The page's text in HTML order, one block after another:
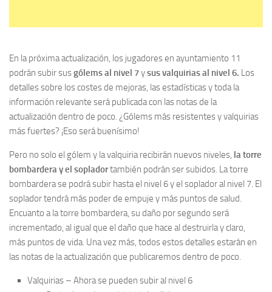
En la próxima actualización, los jugadores en ayuntamiento 11
podrán subir susgólems al nivel 7ysus valquirias al nivel 6. Los
detalles sobre los costes de mejoras, las estadísticas y toda la
información relevante será publicada con las notas de la
actualización dentro de poco. ¿Gólems más resistentes y valquirias
más fuertes? ¡Eso será buenísimo!
Pero no solo el gólem y la valquiria recibirán nuevos niveles, la torre
bombardera y el sopladortambién podrán ser subidos. La torre
bombardera se podrá subir hasta el nivel 6 y el soplador al nivel 7. El
soplador tendrá más poder de empuje y más puntos de salud.
Encuanto a la torre bombardera, su daño por segundo será
incrementado, al igual que el daño que hace al destruirla y claro,
más puntos de vida. Una vez más, todos estos detalles estarán en
las notas de la actualización que publicaremos dentro de poco.
Valquirias – Ahora se pueden subir al nivel 6